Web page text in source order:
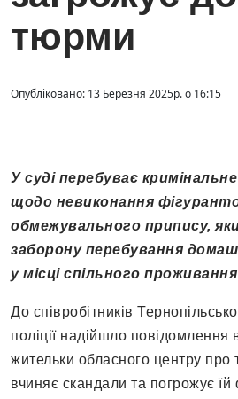
тюрми
Опубліковано: 13 Березня 2025р. о 16:15
У суді перебуває
щодо невиконання
обмежувального припису,
заборону перебування
у місці спільного
До співробітників
поліції надійшло повідомлення
жительки обласного центру про
вчиняє скандали та погрожує їй